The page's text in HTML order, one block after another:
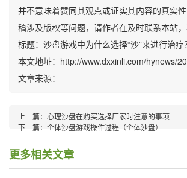
并不意味着赞同其观点或证实其内容的真实
稿涉及版权等问题，请作者在及时联系本站，
标题：沙盘游戏中为什么选择“沙”来进行治疗
本文地址：http://www.dxxinli.com/hynews/
文章来源：
上一篇： 心理沙盘在购买选择厂家时注意的事项
下一篇： 个体沙盘游戏操作过程（个体沙盘）
更多相关文章